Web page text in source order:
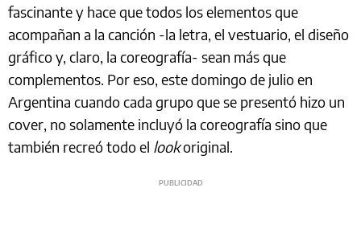
fascinante y hace que todos los elementos que
acompañan a la canción -la letra, el vestuario, el diseño
gráfico y, claro, la coreografía- sean más que
complementos. Por eso, este domingo de julio en
Argentina cuando cada grupo que se presentó hizo un
cover, no solamente incluyó la coreografía sino que
también recreó todo el lookoriginal.